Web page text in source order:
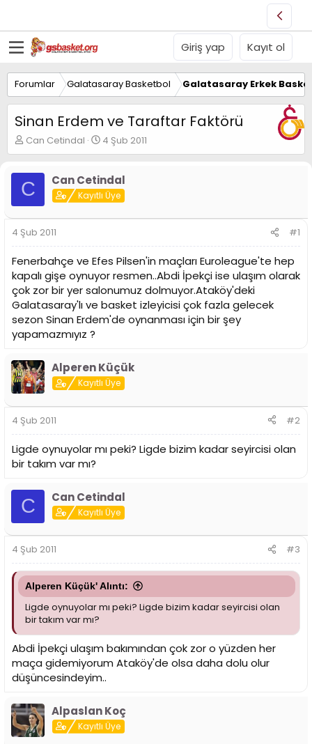
Giriş yap Kayıt ol
Forumlar Galatasaray Basketbol Galatasaray Erkek
Sinan Erdem ve Taraftar Faktörü
K
o
u
y
B
a
ş
a
t
a
n
Can Cetindal
B
a
l
a
n
g
a
r
i
h
i
4 Şub 2011
C Can Cetindal
Kayıtlı Üye
4 Şub 2011 #1
Fenerbahçe ve Efes Pilsen'in maçları Euroleague'te hep
kapalı gişe oynuyor resmen..Abdi İpekçi ise ulaşım olarak
çok zor bir yer salonumuz dolmuyor.Ataköy'deki
Galatasaray'lı ve basket izleyicisi çok fazla gelecek
sezon Sinan Erdem'de oynanması için bir şey
yapamazmıyız ?
Alperen Küçük
Kayıtlı Üye
4 Şub 2011 #2
Ligde oynuyolar mı peki? Ligde bizim kadar seyircisi olan
bir takım var mı?
C Can Cetindal
Kayıtlı Üye
4 Şub 2011 #3
Alperen Küçük' Alıntı:
Ligde oynuyolar mı peki? Ligde bizim kadar seyircisi olan
bir takım var mı?
Abdi İpekçi ulaşım bakımından çok zor o yüzden her
maça gidemiyorum Ataköy'de olsa daha dolu olur
düşüncesindeyim..
Alpaslan Koç
Kayıtlı Üye